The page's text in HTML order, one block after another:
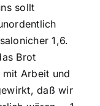
sollt
1,6.
Brot
Arbeit und
daß wir